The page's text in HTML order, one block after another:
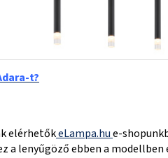
t?
elérhetőkeLampa.hue-
a lenyűgöző ebben a